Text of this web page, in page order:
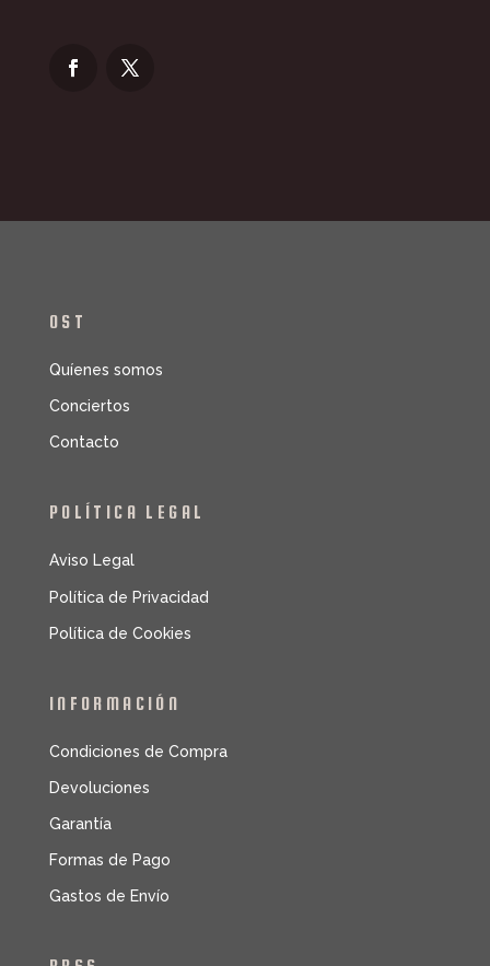
OST
Quíenes somos
Conciertos
Contacto
POLÍTICA LEGAL
Aviso Legal
Política de Privacidad
Política de Cookies
INFORMACIÓN
Condiciones de Compra
Devoluciones
Garantía
Formas de Pago
Gastos de Envío